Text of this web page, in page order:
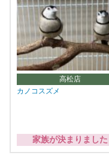
高松店
カノコスズメ
家族が決まりました